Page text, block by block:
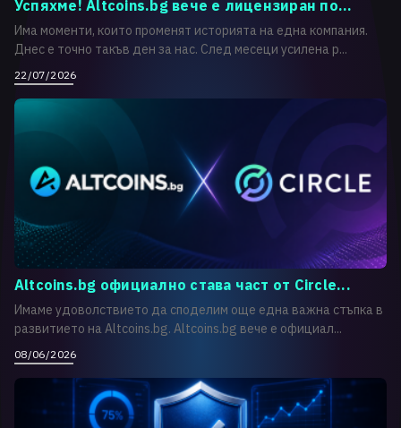
Успяхме! Altcoins.bg вече е лицензиран по...
Има моменти, които променят историята на една компания.
Днес е точно такъв ден за нас. След месеци усилена р...
22/07/2026
Altcoins.bg официално става част от Circle...
Имаме удоволствието да споделим още една важна стъпка в
развитието на Altcoins.bg. Altcoins.bg вече е официал...
08/06/2026